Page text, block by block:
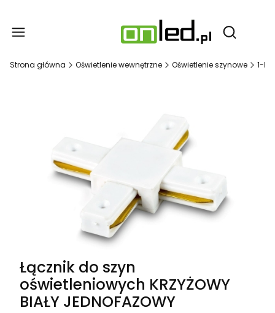
Otwórz
Strona główna Oświetlenie wewnętrzne Oświetlenie szynowe 1-
Łącznik do szyn
oświetleniowych KRZYŻOWY
BIAŁY JEDNOFAZOWY